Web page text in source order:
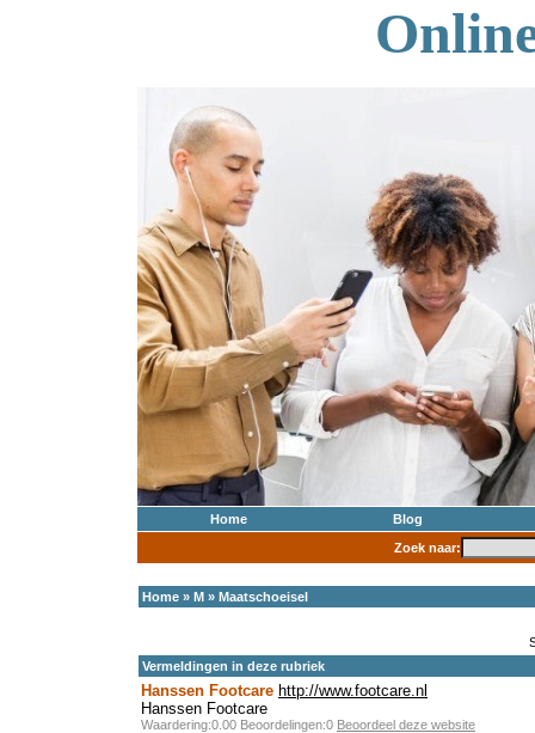
Home
Blog
Zoek naar:
Home » M » Maatschoeisel
Vermeldingen in deze rubriek
Hanssen Footcare http://www.footcare.nl
Hanssen Footcare
Waardering:0.00 Beoordelingen:0 Beoordeel deze website